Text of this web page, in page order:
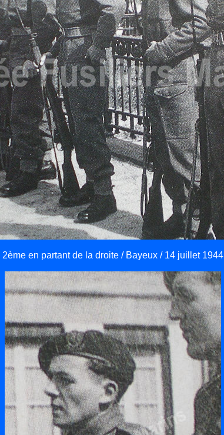
2ème en partant de la droite / Bayeux / 14 juillet 1944